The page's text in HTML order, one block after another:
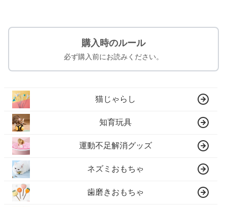
購入時のルール
必ず購入前にお読みください。
猫じゃらし
知育玩具
運動不足解消グッズ
ネズミおもちゃ
歯磨きおもちゃ